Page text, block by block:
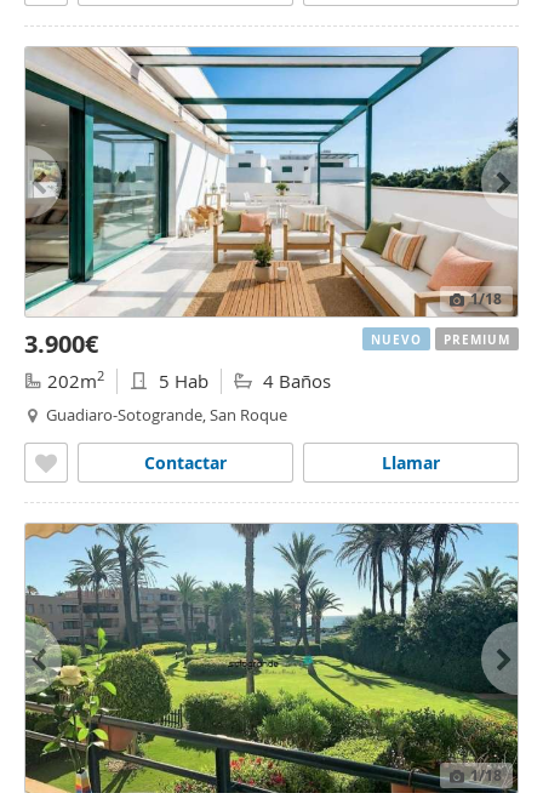
1/18
3.900€
202m2 5 Hab 4 Baños
Guadiaro-Sotogrande, San Roque
Llamar
Contactar
NUEVO PREMIUM
1/18